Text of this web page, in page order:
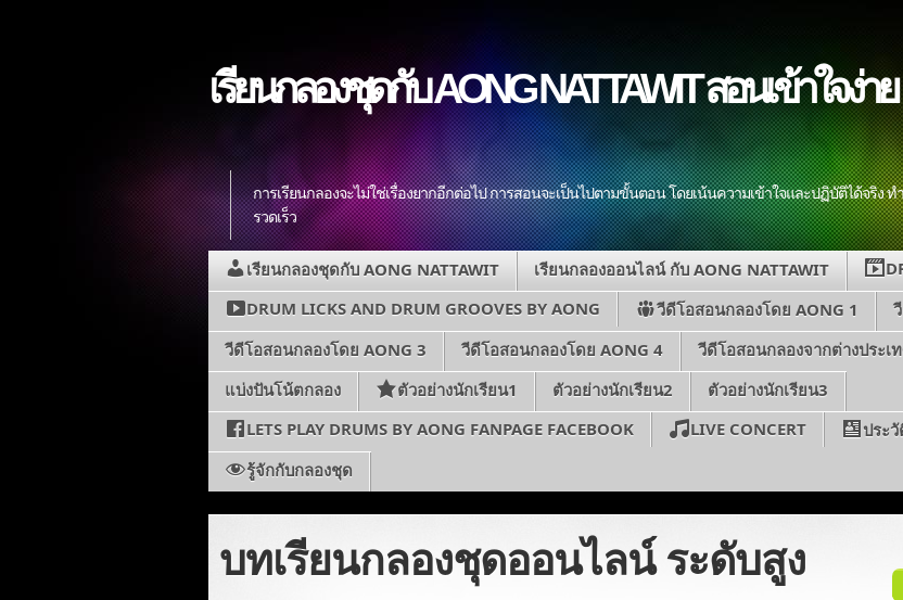
เรียนกลองชุดกับ AONG NATTAWIT สอนเข้าใจง่าย
การเรียนกลองจะไม่ใช่เรื่องยากอีกต่อไป การสอนจะเป็นไปตามขั้นตอน โดยเน้นความเข้าใจและปฏิบัติได้จริง
รวดเร็ว
เรียนกลองชุดกับ AONG NATTAWIT เรียนกลองออนไลน์ กับ AONG NATTAWIT
DRUM LICKS AND DRUM GROOVES BY AONG
วีดีโอสอนกลองโดย AONG 1
วีดีโอสอนกลองโดย AONG 3
วีดีโอสอนกลองโดย AONG 4 วีดีโอสอนกลองจากต่างประเ
แบ่งปันโน้ตกลอง
ตัวอย่างนักเรียน1 ตัวอย่างนักเรียน2
ตัวอย่างนักเรียน3
LETS PLAY DRUMS BY AONG FANPAGE FACEBOOK
LIVE CONCERT ประ
รู้จักกับกลองชุด
บทเรียนกลองชุดออนไลน์ ระดับสูง